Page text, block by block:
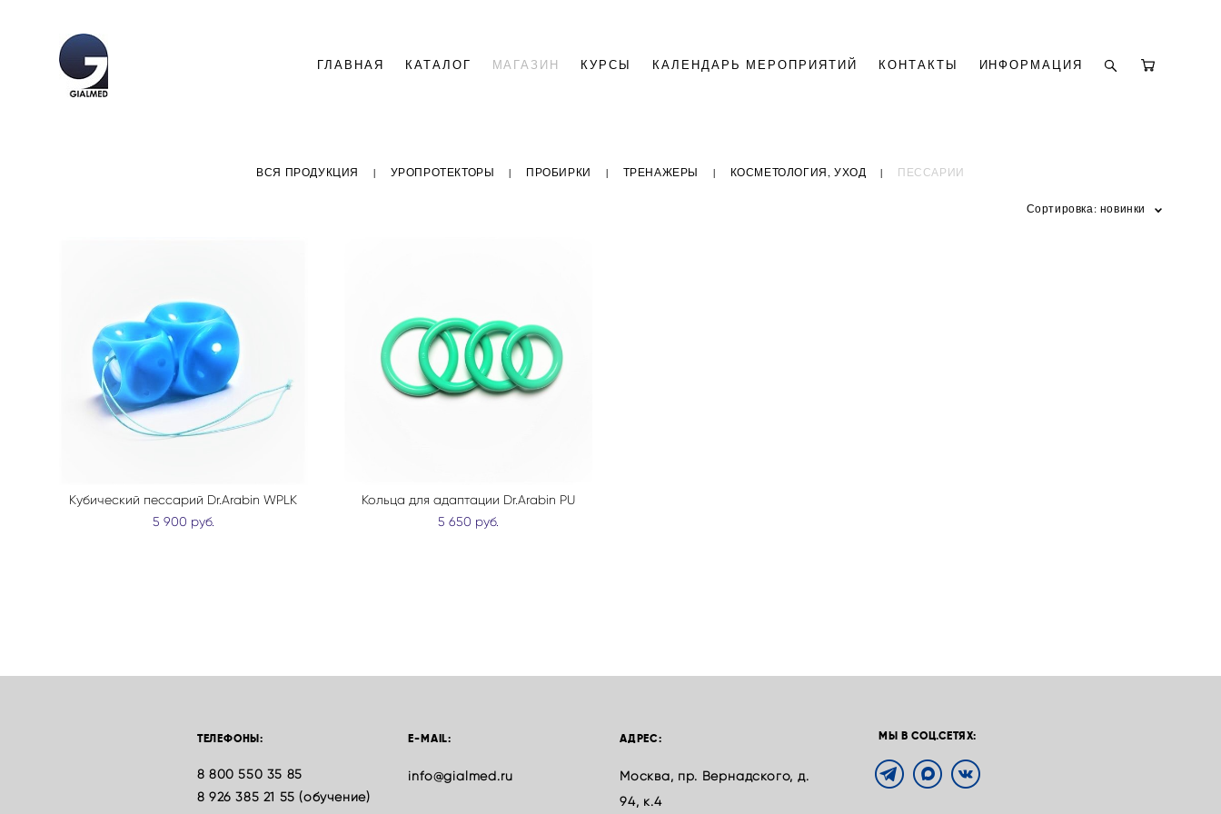
ГЛАВНАЯ КАТАЛОГ МАГАЗИН КУРСЫ КАЛЕНДАРЬ МЕРОПРИЯТИЙ КОНТАКТЫ ИНФОРМАЦИЯ
ВСЯ ПРОДУКЦИЯ | УРОПРОТЕКТОРЫ | ПРОБИРКИ | ТРЕНАЖЕРЫ | КОСМЕТОЛОГИЯ, УХОД | ПЕССАРИИ
Сортировка: новинки
Кубический пессарий Dr.Arabin WPLK
5 900 pуб.
Кольца для адаптации Dr.Arabin PU
5 650 pуб.
ТЕЛЕФОНЫ:
8 800 550 35 85
8 926 385 21 55 (обучение)
E-MAIL:
info@gialmed.ru
АДРЕС:
Москва, пр. Вернадского, д.
94, к.4
МЫ В СОЦ.СЕТЯХ: